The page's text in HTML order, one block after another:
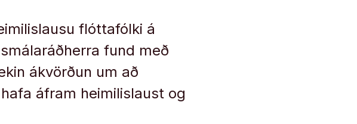
flóttafólki á
fund með
ákvörðun um að
áfram heimilislaust og